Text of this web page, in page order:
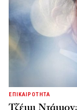
ΕΠΙΚΑΙΡΟΤΗΤΑ